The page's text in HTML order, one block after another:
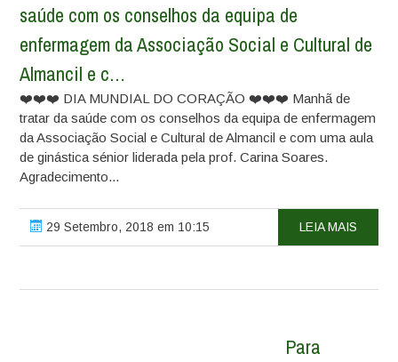
saúde com os conselhos da equipa de
enfermagem da Associação Social e Cultural de
Almancil e c…
❤️❤️❤️ DIA MUNDIAL DO CORAÇÃO ❤️❤️❤️ Manhã de
tratar da saúde com os conselhos da equipa de enfermagem
da Associação Social e Cultural de Almancil e com uma aula
de ginástica sénior liderada pela prof. Carina Soares.
Agradecimento...
29 Setembro, 2018 em 10:15 LEIA MAIS
Para